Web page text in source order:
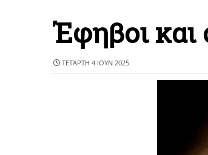
Έφηβοι και
ΤΕΤΆΡΤΗ 4 ΙΟΥΝ 2025